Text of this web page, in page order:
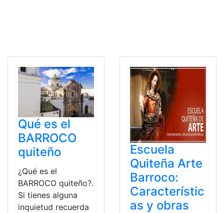
Qué es el
BARROCO
quiteño
¿Qué es el
BARROCO quiteño?.
Si tienes alguna
inquietud recuerda
Escuela
Quiteña Arte
Barroco:
Característic
as y obras